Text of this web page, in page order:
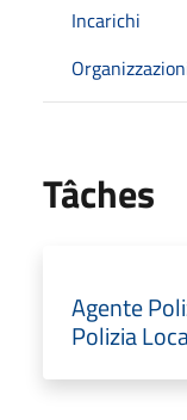
Incarichi
Tâches
Agente
Polizia